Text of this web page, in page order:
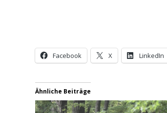
Facebook X LinkedIn
Ähnliche Beiträge